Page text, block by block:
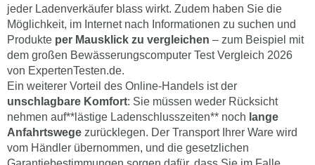
jeder Ladenverkäufer blass wirkt. Zudem haben Sie die
Möglichkeit, im Internet nach Informationen zu suchen und
Produkte per Mausklick zu vergleichen – zum Beispiel mit
dem großen Bewässerungscomputer Test Vergleich 2026
von ExpertenTesten.de.
Ein weiterer Vorteil des Online-Handels ist der
unschlagbare Komfort: Sie müssen weder Rücksicht
nehmen auf**lästige Ladenschlusszeiten** noch lange
Anfahrtswege zurücklegen. Der Transport Ihrer Ware wird
vom Händler übernommen, und die gesetzlichen